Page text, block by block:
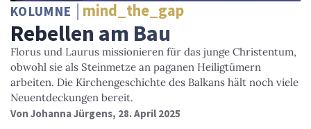
KOLUMNE mind_the_gap
Rebellen am Bau
Florus und Laurus missionieren für das junge Christentum,
obwohl sie als Steinmetze an paganen Heiligtümern
arbeiten. Die Kirchengeschichte des Balkans hält noch viele
Neuentdeckungen bereit.
Von Johanna Jürgens, 28. April 2025